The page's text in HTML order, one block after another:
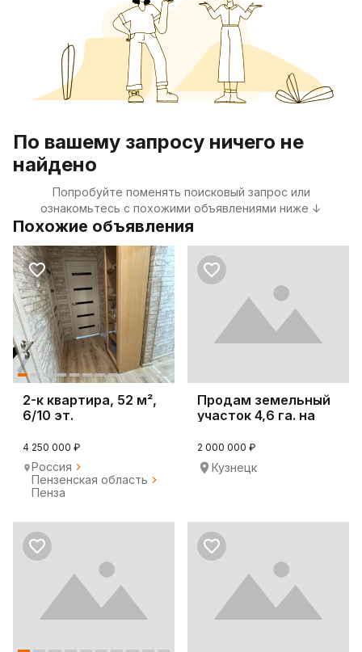
По вашему запросу ничего не
найдено
Попробуйте поменять поисковый запрос или
ознакомьтесь с похожими объявлениями ниже ↓
Похожие объявления
2-к квартира, 52 м²,
6/10 эт.
4 250 000 ₽
Россия
Пензенская область
Пенза
Продам земельный
участок 4,6 га. на
2 000 000 ₽
Кузнецк